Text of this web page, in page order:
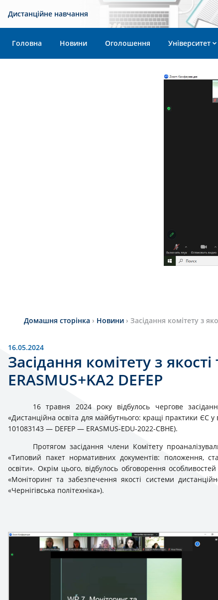
Дистанційне навчання
Головна Новини Оголошення Університет
Домашня сторінка › Новини › Засідання комітету з
16.05.2024
Засідання комітету з
ERASMUS+KA2 DEFEP
16 травня 2024 року відбулось чергове
«Дистанційна освіта для майбутнього: кращі практики ЄС
101083143 — DEFEP — ERASMUS-EDU-2022-CBHE).
Протягом засідання члени Комітету
«Типовий пакет нормативних документів: положення,
освіти». Окрім цього, відбулось обговорення
«Моніторинг та забезпечення якості системи
«Чернігівська політехніка»).